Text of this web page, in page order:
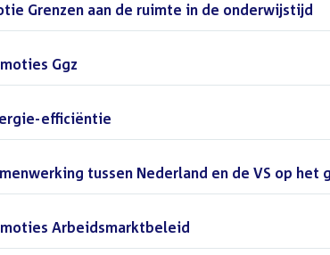
Grenzen aan de ruimte in de onderwijstijd
Ggz
efficiëntie
tussen Nederland en de VS op
Arbeidsmarktbeleid